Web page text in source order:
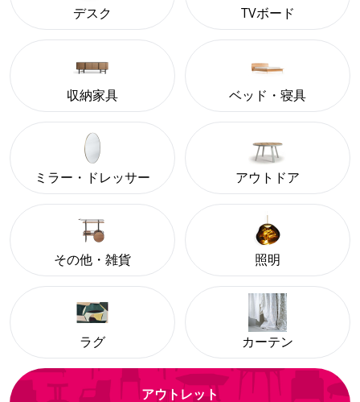
デスク TVボード
収納家具 ベッド・寝具
ミラー・ドレッサー アウトドア
その他・雑貨 照明
ラグ カーテン
アウトレット